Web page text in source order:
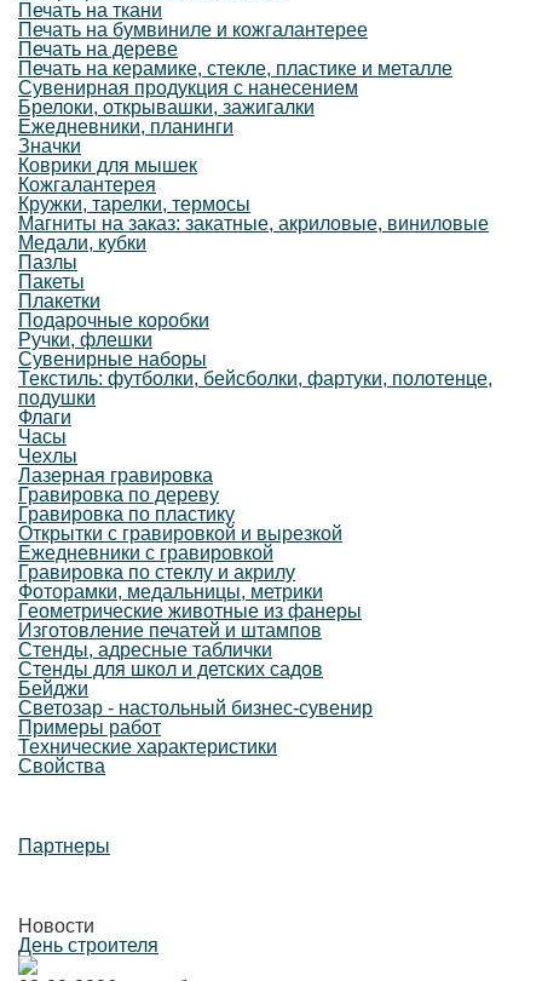
Печать на ткани
Печать на бумвиниле и кожгалантерее
Печать на дереве
Печать на керамике, стекле, пластике и металле
Сувенирная продукция с нанесением
Брелоки, открывашки, зажигалки
Ежедневники, планинги
Значки
Коврики для мышек
Кожгалантерея
Кружки, тарелки, термосы
Магниты на заказ: закатные, акриловые, виниловые
Медали, кубки
Пазлы
Пакеты
Плакетки
Подарочные коробки
Ручки, флешки
Сувенирные наборы
Текстиль: футболки, бейсболки, фартуки, полотенце,
подушки
Флаги
Часы
Чехлы
Лазерная гравировка
Гравировка по дереву
Гравировка по пластику
Открытки с гравировкой и вырезкой
Ежедневники с гравировкой
Гравировка по стеклу и акрилу
Фоторамки, медальницы, метрики
Геометрические животные из фанеры
Изготовление печатей и штампов
Стенды, адресные таблички
Стенды для школ и детских садов
Бейджи
Светозар - настольный бизнес-сувенир
Примеры работ
Технические характеристики
Свойства
Партнеры
Новости
День строителя